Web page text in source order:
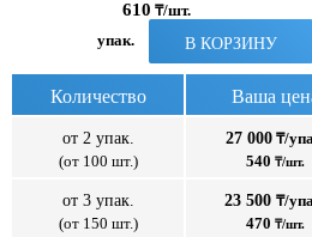
610 ₸/шт.
упак. В КОРЗИНУ
Количество Ваша
от 2 упак.
(от 100 шт.)
27 000₸/
540 ₸/шт.
от 3 упак.
(от 150 шт.)
23 500 ₸/
470 ₸/шт.